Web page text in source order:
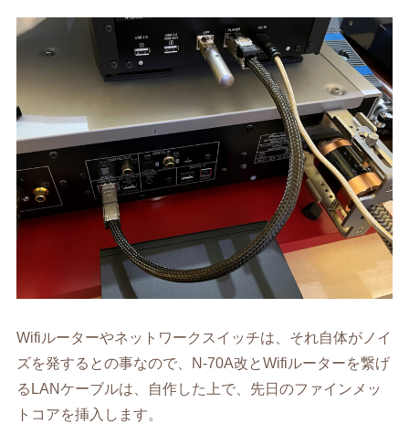
Wifiルーターやネットワークスイッチは、それ自体がノイ
ズを発するとの事なので、N-70A改とWifiルーターを繋げ
るLANケーブルは、自作した上で、先日のファインメッ
トコアを挿入します。